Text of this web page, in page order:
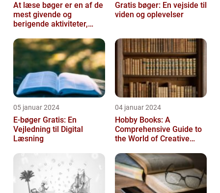
At læse bøger er en af de
mest givende og
berigende aktiviteter,
Gratis bøger: En vejside til
viden og oplevelser
05 januar 2024
E-bøger Gratis: En
Vejledning til Digital
Læsning
04 januar 2024
Hobby Books: A
Comprehensive Guide to
the World of Creative